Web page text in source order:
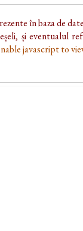
în baza de
și eventualul
javascript to